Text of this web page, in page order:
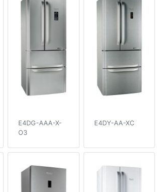
E4DG-AAA-X-
O3
E4DY-AA-XC